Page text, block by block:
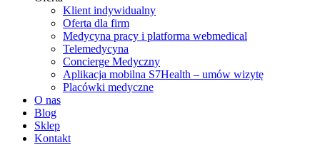
Klient indywidualny
Oferta dla firm
Medycyna pracy i platforma webmedical
Telemedycyna
Concierge Medyczny
Aplikacja mobilna S7Health – umów wizytę
Placówki medyczne
O nas
Blog
Sklep
Kontakt